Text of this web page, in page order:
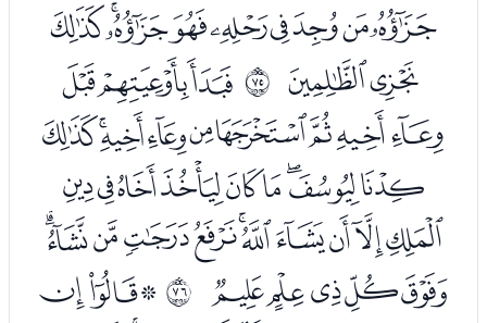
ﮉﮊﮋﮌﮍﮎﮏﮐﮑ
ﮒﮓ ﱊ ﮕﮖﮗ
ﮘﮙﮚﮛﮜﮝﮞﮟﮠ
ﮡﮢﮣﮤﮥﮦﮧﮨﮩ
ﮪﮫﮬﮭﮮﮯﮰﮱﯓﯔﯕ
ﯖﯗﯘﯙﯚ ﱋﯜﯝﯞ